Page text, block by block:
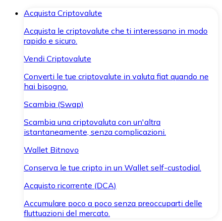
Acquista Criptovalute
Acquista le criptovalute che ti interessano in modo
rapido e sicuro.
Vendi Criptovalute
Converti le tue criptovalute in valuta fiat quando ne
hai bisogno.
Scambia (Swap)
Scambia una criptovaluta con un'altra
istantaneamente, senza complicazioni.
Wallet Bitnovo
Conserva le tue cripto in un Wallet self-custodial.
Acquisto ricorrente (DCA)
Accumulare poco a poco senza preoccuparti delle
fluttuazioni del mercato.